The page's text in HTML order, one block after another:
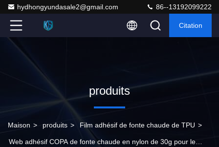
hydhongyundasale2@gmail.com 86--13192099222
Citation
produits
Maison > produits > Film adhésif de fonte chaude de TPU >
Web adhésif COPA de fonte chaude en nylon de 30g pour le